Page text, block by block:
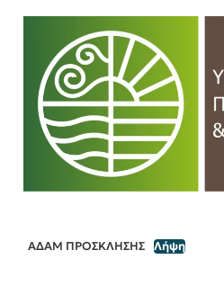
ΑΔΑΜ ΠΡΟΣΚΛΗΣΗΣ Λήψη